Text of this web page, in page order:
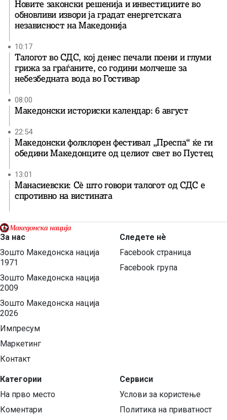
Новите законски решенија и инвестициите во
обновливи извори ја градат енергетската
независност на Македонија
10:17
Талогот во СДС, кој денес печали поени и глуми
грижа за граѓаните, со години молчеше за
небезбедната вода во Гостивар
08:00
Македонски историски календар: 6 август
22:54
Македонски фолклорен фестивал „Преспа“ ќе ги
обедини Македонците од целиот свет во Пустец
13:01
Манасиевски: Сè што говори талогот од СДС е
спротивно на вистината
За нас
Зошто Македонска нација
1971
Зошто Македонска нација
2009
Зошто Македонска нација
2026
Импресум
Маркетинг
Контакт
Категории
На прво место
Коментари
Следете нѐ
Facebook страница
Facebook група
Сервиси
Услови за користење
Политика на приватност